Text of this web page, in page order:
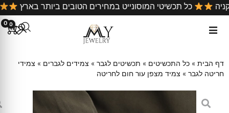
קניה כל תכשיטי המוסונייט במחירים הטובים ביותר בארץ
0 0
דף הבית » כל התכשיטים » תכשיטים לגבר » צמידים לגברים » צמידי
חריטה לגבר » צמיד מצפן עור חום לחריטה